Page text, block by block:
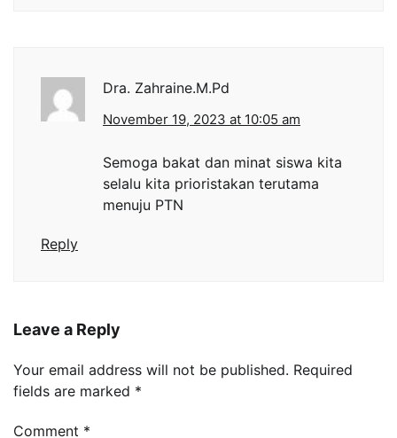
Dra. Zahraine.M.Pd
November 19, 2023 at 10:05 am
Semoga bakat dan minat siswa kita
selalu kita prioristakan terutama
menuju PTN
Reply
Leave a Reply
Your email address will not be published. Required
fields are marked *
Comment *